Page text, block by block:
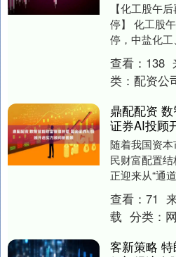
【化工股午
停】 化工股
停，中盐化
金路、龙佰
查看： 138
类： 配资公
鼎配配资
证券AI投顾
随着我国资
民财富配置
正迎来从“通
型的关键窗
业高质量发....
查看： 71
载 分类：
客新策略